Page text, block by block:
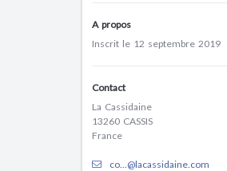
A propos
Inscrit le 12 septembre 2019
Contact
La Cassidaine
13260 CASSIS
France
co...@lacassidaine.com